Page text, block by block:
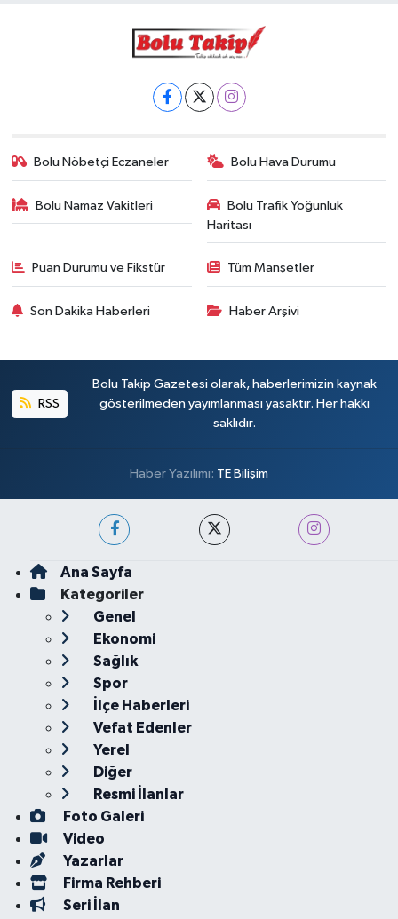
Bolu Nöbetçi Eczaneler Bolu Hava Durumu
Bolu Namaz Vakitleri
Bolu Trafik Yoğunluk
Haritası
Puan Durumu ve Fikstür Tüm Manşetler
Son Dakika Haberleri Haber Arşivi
RSS
Bolu Takip Gazetesi olarak, haberlerimizin kaynak
gösterilmeden yayımlanması yasaktır. Her hakkı
saklıdır.
Haber Yazılımı: TE Bilişim
Ana Sayfa
Kategoriler
Genel
Ekonomi
Sağlık
Spor
İlçe Haberleri
Vefat Edenler
Yerel
Diğer
Resmi İlanlar
Foto Galeri
Video
Yazarlar
Firma Rehberi
Seri İlan